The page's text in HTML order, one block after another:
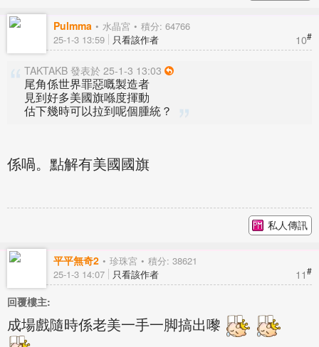
Pulmma 水晶宮 積分: 64766
10#
25-1-3 13:59 只看該作者
TAKTAKB 發表於 25-1-3 13:03
尾角係世界罪惡嘅製造者
見到好多美國旗喺度揮動
估下幾時可以拉到呢個腫統？
係喎。點解有美國國旗
私人傳訊
平平無奇2 珍珠宮 積分: 38621
11#
25-1-3 14:07 只看該作者
回覆樓主:
成場戲隨時係老美一手一脚搞出嚟